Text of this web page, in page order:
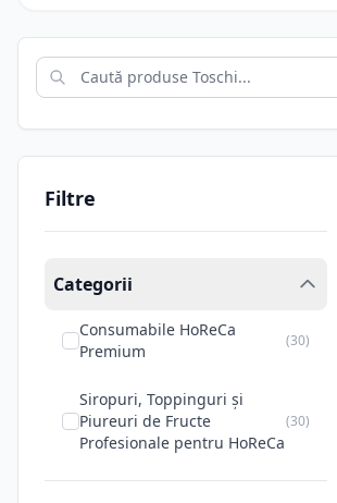
Arome de
Topping-uri
Topping-
Texturi
Filtre
Categorii
Consumabile HoReCa
Premium
(30)
Siropuri, Toppinguri și
Piureuri de Fructe
Profesionale pentru HoReCa
(30)